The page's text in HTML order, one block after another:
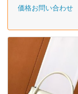
価格お問い合わせ